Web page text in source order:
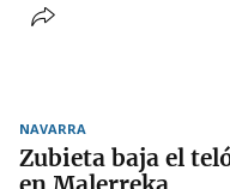
NAVARRA
Zubieta baja el